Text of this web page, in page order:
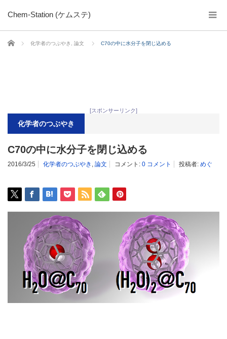
Chem-Station (ケムステ)
ホーム 化学者のつぶやき 論文 C70の中に水分子を閉じ込める
[スポンサーリンク]
化学者のつぶやき
C70の中に水分子を閉じ込める
2016/3/25 化学者のつぶやき , 論文 コメント: 0 コメント 投稿者: めぐ